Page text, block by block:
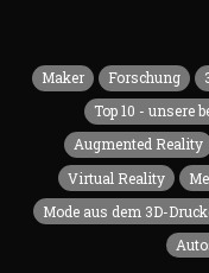
Maker Forschung
Top 10 - unsere
Augmented Reality
Virtual Reality
Mode aus dem 3D-